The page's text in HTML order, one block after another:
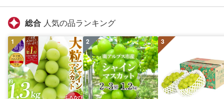
総合 人気の品ランキング
1 2 3